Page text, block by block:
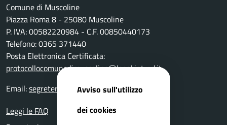
Comune di Muscoline
Piazza Roma 8 - 25080 Muscoline
P. IVA: 00582220984 - C.F. 00850440173
Telefono: 0365 371440
Posta Elettronica Certificata:
protocollocomunedimuscoline@legal.intred.it
Email:segreteria@comune.muscoline.bs.it
Leggi le FAQ
Avviso sull'utilizzo
dei cookies